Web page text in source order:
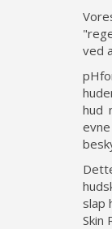
ved
hud
slap
Skin